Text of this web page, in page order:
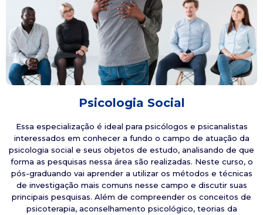
Psicologia Social
Essa especialização é ideal para psicólogos e psicanalistas
interessados em conhecer a fundo o campo de atuação da
psicologia social e seus objetos de estudo, analisando de que
forma as pesquisas nessa área são realizadas. Neste curso, o
pós-graduando vai aprender a utilizar os métodos e técnicas
de investigação mais comuns nesse campo e discutir suas
principais pesquisas. Além de compreender os conceitos de
psicoterapia, aconselhamento psicológico, teorias da